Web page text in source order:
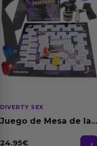
DIVERTY SEX
Juego de Mesa de las
24.95€